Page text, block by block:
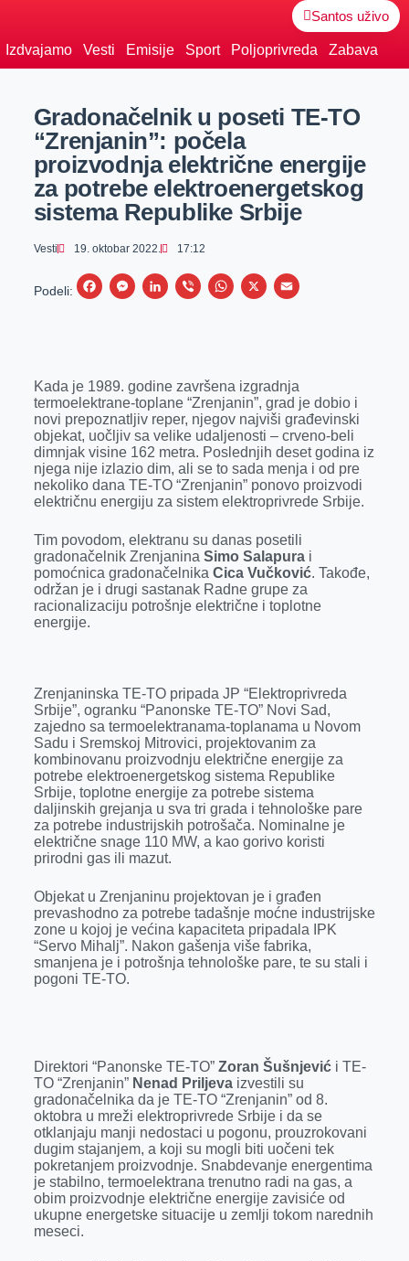
Santos uživo
Izdvajamo Vesti Emisije Sport Poljoprivreda Zabava
Gradonačelnik u poseti TE-TO
“Zrenjanin”: počela
proizvodnja električne energije
za potrebe elektroenergetskog
sistema Republike Srbije
Vesti 19. oktobar 2022. 17:12
Podeli:
F
b
o
o
k
M
e
n
g
e
r
L
e
d
I
n
V
r
W
s
A
p
p
X
E
l
Kada je 1989. godine završena izgradnja
termoelektrane-toplane “Zrenjanin”, grad je dobio i
novi prepoznatljiv reper, njegov najviši građevinski
objekat, uočljiv sa velike udaljenosti – crveno-beli
dimnjak visine 162 metra. Poslednjih deset godina iz
njega nije izlazio dim, ali se to sada menja i od pre
nekoliko dana TE-TO “Zrenjanin” ponovo proizvodi
električnu energiju za sistem elektroprivrede Srbije.
Tim povodom, elektranu su danas posetili
gradonačelnik Zrenjanina Simo Salapurai
pomoćnica gradonačelnika Cica Vučković. Takođe,
održan je i drugi sastanak Radne grupe za
racionalizaciju potrošnje električne i toplotne
energije.
Zrenjaninska TE-TO pripada JP “Elektroprivreda
Srbije”, ogranku “Panonske TE-TO” Novi Sad,
zajedno sa termoelektranama-toplanama u Novom
Sadu i Sremskoj Mitrovici, projektovanim za
kombinovanu proizvodnju električne energije za
potrebe elektroenergetskog sistema Republike
Srbije, toplotne energije za potrebe sistema
daljinskih grejanja u sva tri grada i tehnološke pare
za potrebe industrijskih potrošača. Nominalne je
električne snage 110 MW, a kao gorivo koristi
prirodni gas ili mazut.
Objekat u Zrenjaninu projektovan je i građen
prevashodno za potrebe tadašnje moćne industrijske
zone u kojoj je većina kapaciteta pripadala IPK
“Servo Mihalj”. Nakon gašenja više fabrika,
smanjena je i potrošnja tehnološke pare, te su stali i
pogoni TE-TO.
Direktori “Panonske TE-TO” Zoran Šušnjevići TE-
TO “Zrenjanin” Nenad Priljevaizvestili su
gradonačelnika da je TE-TO “Zrenjanin” od 8.
oktobra u mreži elektroprivrede Srbije i da se
otklanjaju manji nedostaci u pogonu, prouzrokovani
dugim stajanjem, a koji su mogli biti uočeni tek
pokretanjem proizvodnje. Snabdevanje energentima
je stabilno, termoelektrana trenutno radi na gas, a
obim proizvodnje električne energije zavisiće od
ukupne energetske situacije u zemlji tokom narednih
meseci.